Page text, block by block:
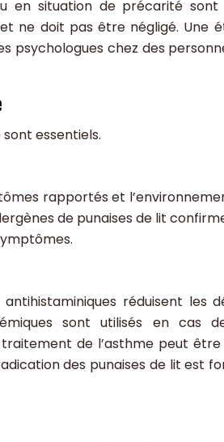
en situation de précarité
ne doit pas être négligé. Une
psychologues chez des
essentiels.
rapportés et
de punaises de lit
réduisent les
sont utilisés en cas
de l’asthme peut être
des punaises de lit est